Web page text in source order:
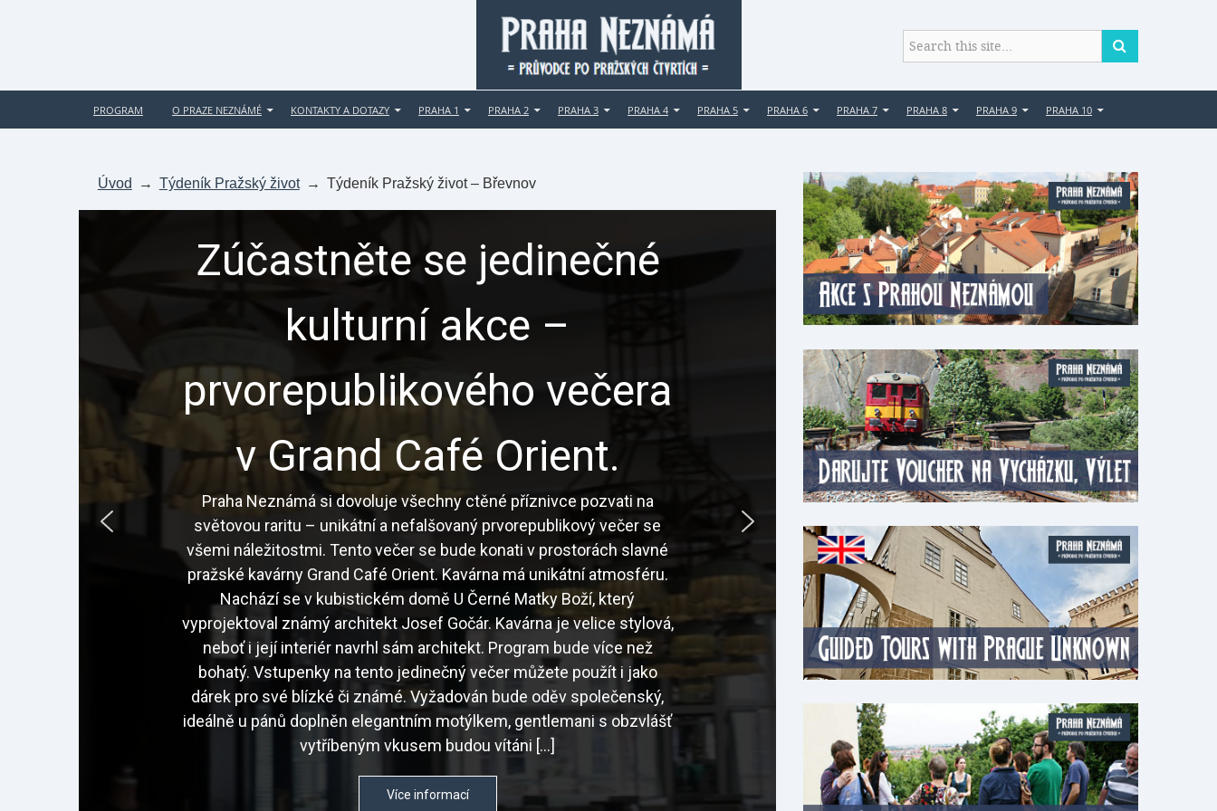
PROGRAM O PRAZE NEZNÁMÉ KONTAKTY A DOTAZY PRAHA 1 PRAHA 2 PRAHA 3 PRAHA 4 PRAHA 5 PRAHA 6 PRAHA 7 PRAHA 8 PRAHA 9 PRAHA 10
Úvod → Týdeník Pražský život → Týdeník Pražský život – Břevnov
Zúčastněte se jedinečné
kulturní akce –
prvorepublikového večera
v Grand Café Orient.
Praha Neznámá si dovoluje všechny ctěné příznivce pozvati na
světovou raritu – unikátní a nefalšovaný prvorepublikový večer se
všemi náležitostmi. Tento večer se bude konati v prostorách slavné
pražské kavárny Grand Café Orient. Kavárna má unikátní atmosféru.
Nachází se v kubistickém domě U Černé Matky Boží, který
vyprojektoval známý architekt Josef Gočár. Kavárna je velice stylová,
neboť i její interiér navrhl sám architekt. Program bude více než
bohatý. Vstupenky na tento jedinečný večer můžete použít i jako
dárek pro své blízké či známé. Vyžadován bude oděv společenský,
ideálně u pánů doplněn elegantním motýlkem, gentlemani s obzvlášť
vytříbeným vkusem budou vítáni […]
Více informací